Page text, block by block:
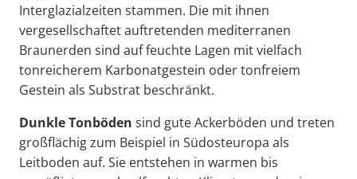
Interglazialzeiten stammen. Die mit ihnen
vergesellschaftet auftretenden mediterranen
Braunerden sind auf feuchte Lagen mit vielfach
tonreicherem Karbonatgestein oder tonfreiem
Gestein als Substrat beschränkt.
Dunkle Tonböden sind gute Ackerböden und treten
großflächig zum Beispiel in Südosteuropa als
Leitboden auf. Sie entstehen in warmen bis